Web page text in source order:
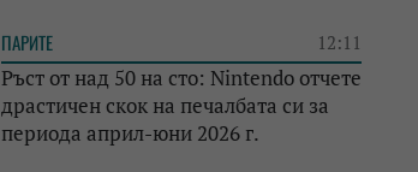
ПАРИТЕ 12:11
Ръст от над 50 на сто: Nintendo отчете
драстичен скок на печалбата си за
периода април-юни 2026 г.